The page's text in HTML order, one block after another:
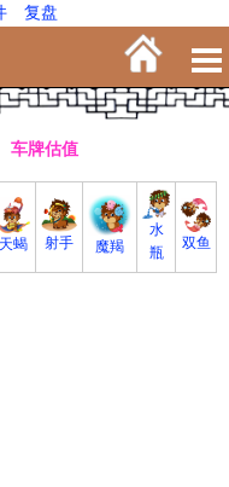
复盘
车牌估值
天蝎 射手 魔羯
水
瓶
双鱼